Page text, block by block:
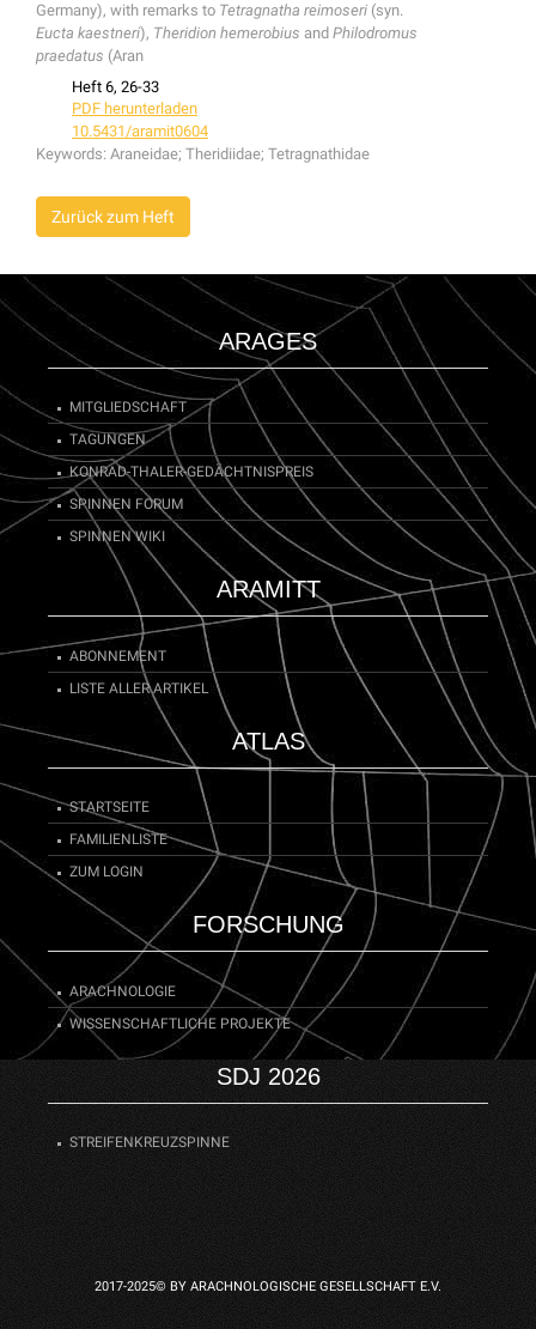
Germany), with remarks to Tetragnatha reimoseri (syn.
Eucta kaestneri), Theridion hemerobius and Philodromus
praedatus (Aran
Heft 6, 26-33
PDF herunterladen
10.5431/aramit0604
Keywords: Araneidae; Theridiidae; Tetragnathidae
Zurück zum Heft
ARAGES
MITGLIEDSCHAFT
TAGUNGEN
KONRAD-THALER-GEDÄCHTNISPREIS
SPINNEN FORUM
SPINNEN WIKI
ARAMITT
ABONNEMENT
LISTE ALLER ARTIKEL
ATLAS
STARTSEITE
FAMILIENLISTE
ZUM LOGIN
FORSCHUNG
ARACHNOLOGIE
WISSENSCHAFTLICHE PROJEKTE
SDJ 2026
STREIFENKREUZSPINNE
2017-2025© BY ARACHNOLOGISCHE GESELLSCHAFT E.V.